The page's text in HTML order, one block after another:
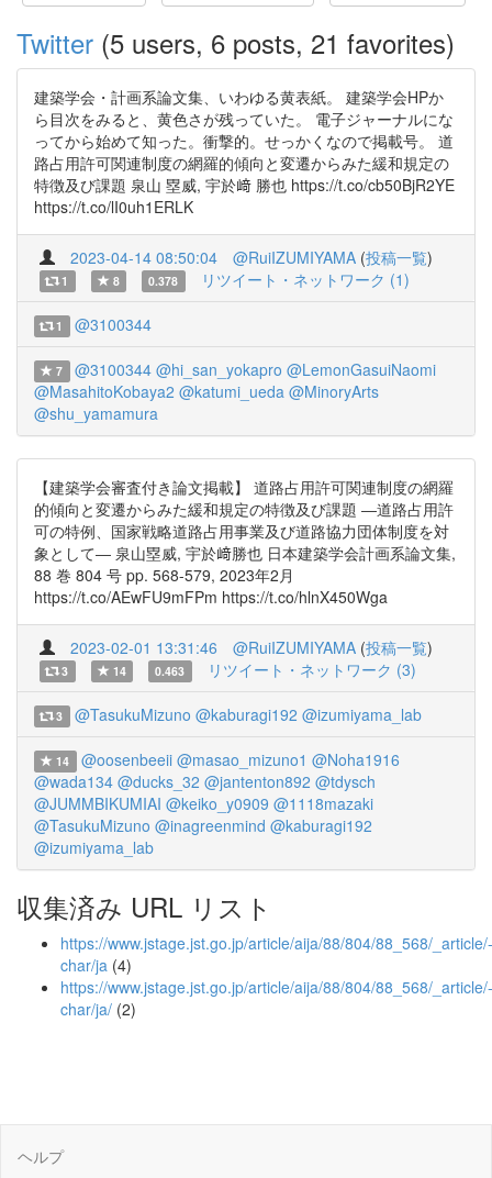
Twitter (5 users, 6 posts, 21 favorites)
建築学会・計画系論文集、いわゆる黄表紙。 建築学会HPか
ら目次をみると、黄色さが残っていた。 電子ジャーナルにな
ってから始めて知った。衝撃的。せっかくなので掲載号。 道
路占用許可関連制度の網羅的傾向と変遷からみた緩和規定の
特徴及び課題 泉山 塁威, 宇於﨑 勝也 https://t.co/cb50BjR2YE
https://t.co/lI0uh1ERLK
2023-04-14 08:50:04 @RuiIZUMIYAMA (投稿一覧)
1 8 0.378 リツイート・ネットワーク (1)
1 @3100344
7 @3100344 @hi_san_yokapro @LemonGasuiNaomi
@MasahitoKobaya2 @katumi_ueda @MinoryArts
@shu_yamamura
【建築学会審査付き論文掲載】 道路占用許可関連制度の網羅
的傾向と変遷からみた緩和規定の特徴及び課題 ―道路占用許
可の特例、国家戦略道路占用事業及び道路協力団体制度を対
象として― 泉山塁威, 宇於﨑勝也 日本建築学会計画系論文集,
88 巻 804 号 pp. 568-579, 2023年2月
https://t.co/AEwFU9mFPm https://t.co/hlnX450Wga
2023-02-01 13:31:46 @RuiIZUMIYAMA (投稿一覧)
3 14 0.463 リツイート・ネットワーク (3)
3 @TasukuMizuno @kaburagi192 @izumiyama_lab
14 @oosenbeeii @masao_mizuno1 @Noha1916
@wada134 @ducks_32 @jantenton892 @tdysch
@JUMMBIKUMIAI @keiko_y0909 @1118mazaki
@TasukuMizuno @inagreenmind @kaburagi192
@izumiyama_lab
収集済み URL リスト
https://www.jstage.jst.go.jp/article/aija/88/804/88_568/_article/-
char/ja (4)
https://www.jstage.jst.go.jp/article/aija/88/804/88_568/_article/-
char/ja/ (2)
ヘルプ